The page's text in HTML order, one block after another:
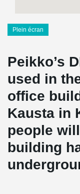
Plein écran
Peikko’s
used in
office
Kausta in
people
building